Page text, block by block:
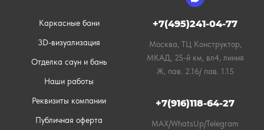
Каркасные бани
3D-визуализация
Отделка саун и бань
Наши работы
Реквизиты компании
Публичная оферта
+7(495)241-04-77
Москва, ТЦ Конструктор,
МКАД, 25-й км, вл4, линия
Ж, пав. 2.16/ пав. 1.15
+7(916)118-64-27
MAX/WhatsUp/Telegram